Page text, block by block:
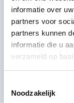
informatie over
partners voor
partners kunnen
informatie die u
verzameld op
Noodzakelijk
De groei vlakt